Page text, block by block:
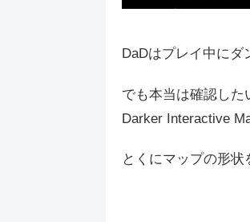
DaDはプレイ中にダ
でも本当は確認し
Darker Interactive
とくにマップの形状